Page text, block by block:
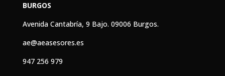
BURGOS
Avenida Cantabría, 9 Bajo. 09006 Burgos.
ae@aeasesores.es
947 256 979